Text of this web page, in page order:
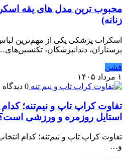
محبوب ترین مدل های یقه
زنانه)
اسکراب پزشکی یکی از مهم‌ترین
پرستاران، دندانپزشکان،
فشن
۱ مرداد ۱۴۰۵
0 دیدگاه
تفاوت کراپ تاپ و نیم‌تنه؛
استایل روزمره و ورزشی
تفاوت کراپ تاپ و نیم‌تنه؛ کدام
و…